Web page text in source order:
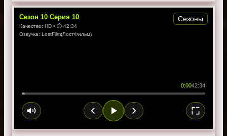
Сезон 10 Серия 10
Качество: HD • ⏱ 42:34
Озвучка: LostFilm(ЛостФильм)
0:0042:34
Сезоны